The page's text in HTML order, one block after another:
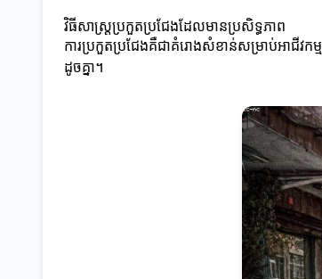
វិធីសាស្ត្រប្រកួតប្រជែងដែលមានប្រសិទ្ធភាព
ការប្រកួតប្រជែងគឺជាគំរោងសំខាន់សម្រាប់អាជីវក
ដូចគ្នា។